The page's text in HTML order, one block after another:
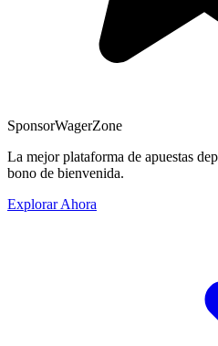
SponsorWagerZone
La mejor plataforma de apuestas
bono de bienvenida.
Explorar Ahora